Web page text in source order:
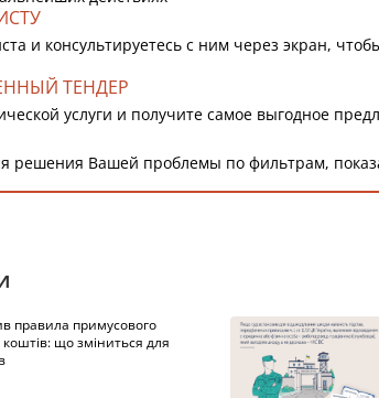
и консультируетесь с ним через экран,
ТЕНДЕР
услуги и получите самое выгодное
решения Вашей проблемы по фильтрам,
правила примусового
що зміниться для